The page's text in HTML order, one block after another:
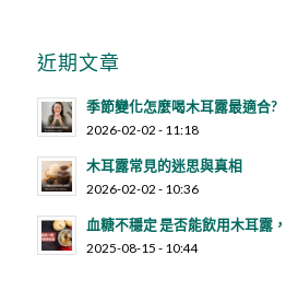
近期文章
季節變化怎麼喝木耳露最適合?
2026-02-02 - 11:18
木耳露常見的迷思與真相
2026-02-02 - 10:36
血糖不穩定 是否能飲用木耳露
2025-08-15 - 10:44